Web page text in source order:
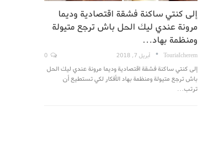
إلى كنتي ساكنة فشقة اقتصادية وديما
مرونة عندي ليك الحل باش ترجع متيولة
ومنظمة بهاد…
TouriaIcherem أبريل 7, 2018
إلى كنتي ساكنة فشقة اقتصادية وديما مرونة عندي ليك الحل
باش ترجع متيولة ومنظمة بهاد الأفكار لكي تستطيع أن
ترتب…